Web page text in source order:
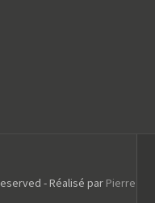
- Réalisé par Pierre